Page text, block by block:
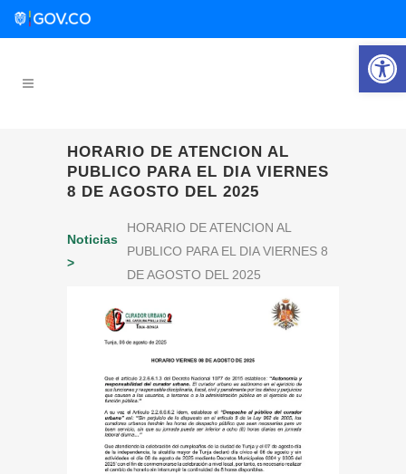
HORARIO DE ATENCION AL
PUBLICO PARA EL DIA VIERNES
8 DE AGOSTO DEL 2025
Noticias
>
HORARIO DE ATENCION AL
PUBLICO PARA EL DIA VIERNES 8
DE AGOSTO DEL 2025
Abrir